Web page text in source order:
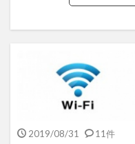
2019/08/31 11件